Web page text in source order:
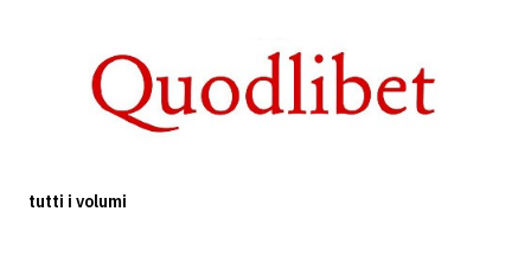
tutti i volumi